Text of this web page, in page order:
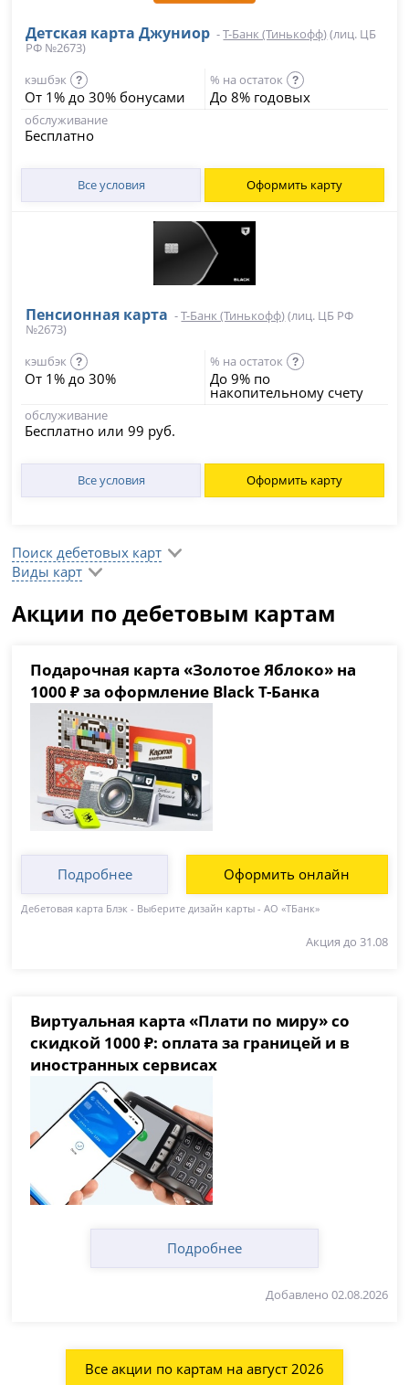
Детская карта Джуниор -Т-Банк (Тинькофф)(лиц. ЦБ
РФ №2673)
кэшбэк
?
От 1% до 30% бонусами
% на остаток ?
До 8% годовых
обслуживание
Бесплатно
Все условия Оформить карту
Пенсионная карта -Т-Банк (Тинькофф)(лиц. ЦБ РФ
№2673)
кэшбэк
?
От 1% до 30%
% на остаток ?
До 9% по
накопительному счету
обслуживание
Бесплатно или 99 руб.
Все условия Оформить карту
Поиск дебетовых карт
Виды карт
Акции по дебетовым картам
Подарочная карта «Золотое Яблоко» на
1000 ₽ за оформление Black Т-Банка
Подробнее Оформить онлайн
Дебетовая карта Блэк - Выберите дизайн карты - АО «ТБанк»
Акция до 31.08
Виртуальная карта «Плати по миру» со
скидкой 1000 ₽: оплата за границей и в
иностранных сервисах
Подробнее
Добавлено 02.08.2026
Все акции по картам на август 2026